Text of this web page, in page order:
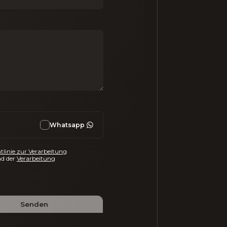
Whatsapp
zur Verarbeitung
der Verarbeitung
Senden